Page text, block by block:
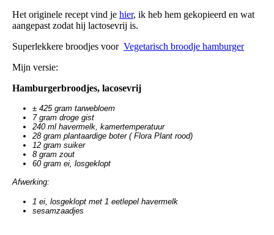
Het originele recept vind je hier, ik heb hem gekopieerd en wat
aangepast zodat hij lactosevrij is.
Superlekkere broodjes voor Vegetarisch broodje hamburger
Mijn versie:
Hamburgerbroodjes, lacosevrij
± 425 gram tarwebloem
7 gram droge gist
240 ml havermelk, kamertemperatuur
28 gram plantaardige boter ( Flora Plant rood)
12 gram suiker
8 gram zout
60 gram ei, losgeklopt
Afwerking:
1 ei, losgeklopt met 1 eetlepel havermelk
sesamzaadjes